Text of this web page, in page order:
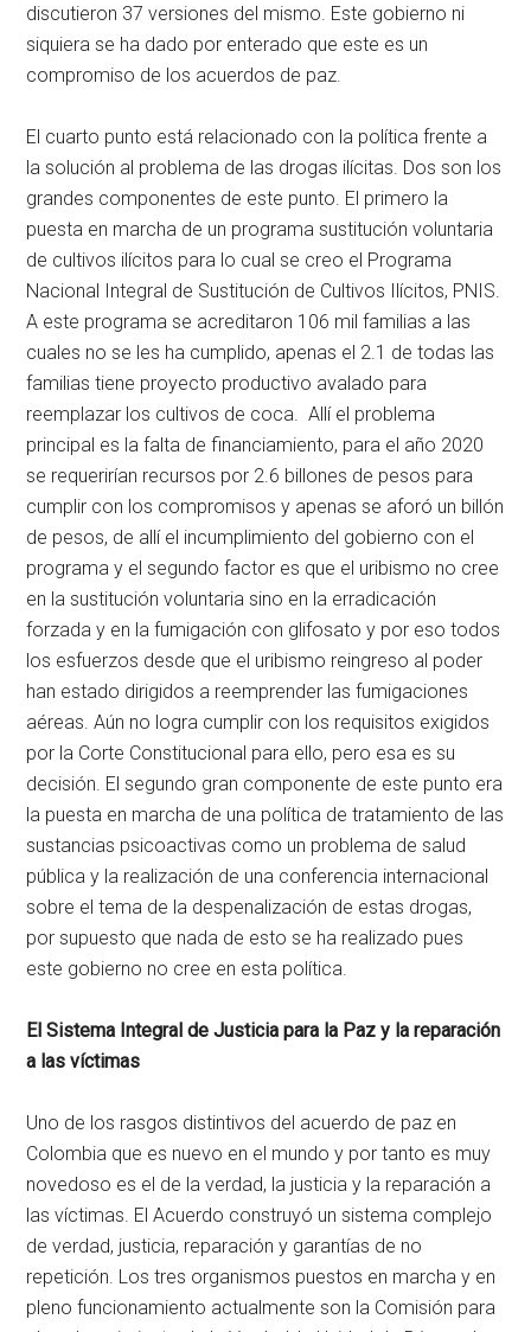
discutieron 37 versiones del mismo. Este gobierno ni
siquiera se ha dado por enterado que este es un
compromiso de los acuerdos de paz.
El cuarto punto está relacionado con la política frente a
la solución al problema de las drogas ilícitas. Dos son los
grandes componentes de este punto. El primero la
puesta en marcha de un programa sustitución voluntaria
de cultivos ilícitos para lo cual se creo el Programa
Nacional Integral de Sustitución de Cultivos Ilícitos, PNIS.
A este programa se acreditaron 106 mil familias a las
cuales no se les ha cumplido, apenas el 2.1 de todas las
familias tiene proyecto productivo avalado para
reemplazar los cultivos de coca. Allí el problema
principal es la falta de financiamiento, para el año 2020
se requerirían recursos por 2.6 billones de pesos para
cumplir con los compromisos y apenas se aforó un billón
de pesos, de allí el incumplimiento del gobierno con el
programa y el segundo factor es que el uribismo no cree
en la sustitución voluntaria sino en la erradicación
forzada y en la fumigación con glifosato y por eso todos
los esfuerzos desde que el uribismo reingreso al poder
han estado dirigidos a reemprender las fumigaciones
aéreas. Aún no logra cumplir con los requisitos exigidos
por la Corte Constitucional para ello, pero esa es su
decisión. El segundo gran componente de este punto era
la puesta en marcha de una política de tratamiento de las
sustancias psicoactivas como un problema de salud
pública y la realización de una conferencia internacional
sobre el tema de la despenalización de estas drogas,
por supuesto que nada de esto se ha realizado pues
este gobierno no cree en esta política.
El Sistema Integral de Justicia para la Paz y la reparación
a las víctimas
Uno de los rasgos distintivos del acuerdo de paz en
Colombia que es nuevo en el mundo y por tanto es muy
novedoso es el de la verdad, la justicia y la reparación a
las víctimas. El Acuerdo construyó un sistema complejo
de verdad, justicia, reparación y garantías de no
repetición. Los tres organismos puestos en marcha y en
pleno funcionamiento actualmente son la Comisión para